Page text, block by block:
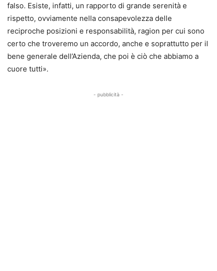
falso. Esiste, infatti, un rapporto di grande serenità e
rispetto, ovviamente nella consapevolezza delle
reciproche posizioni e responsabilità, ragion per cui sono
certo che troveremo un accordo, anche e soprattutto per il
bene generale dell’Azienda, che poi è ciò che abbiamo a
cuore tutti».
- pubblicità -